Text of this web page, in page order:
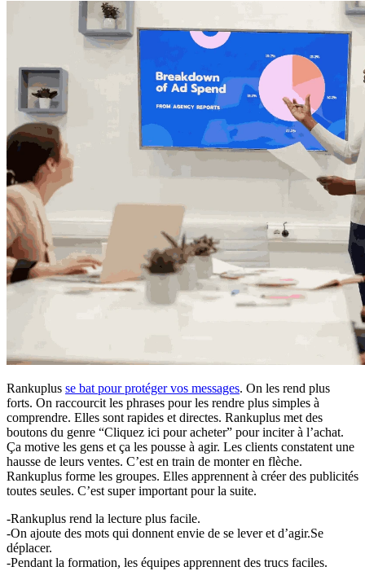
Rankuplus se bat pour protéger vos messages. On les rend plus
forts. On raccourcit les phrases pour les rendre plus simples à
comprendre. Elles sont rapides et directes. Rankuplus met des
boutons du genre “Cliquez ici pour acheter” pour inciter à l’achat.
Ça motive les gens et ça les pousse à agir. Les clients constatent une
hausse de leurs ventes. C’est en train de monter en flèche.
Rankuplus forme les groupes. Elles apprennent à créer des publicités
toutes seules. C’est super important pour la suite.
-Rankuplus rend la lecture plus facile.
-On ajoute des mots qui donnent envie de se lever et d’agir.Se
déplacer.
-Pendant la formation, les équipes apprennent des trucs faciles.